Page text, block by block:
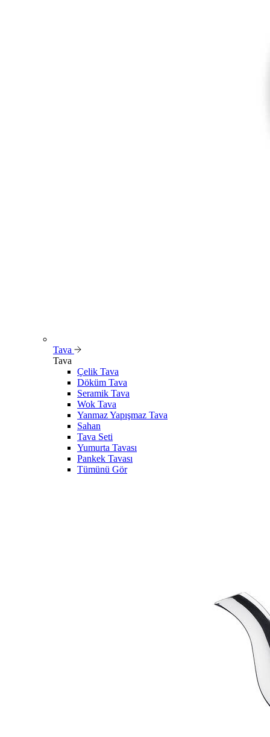
Tava
Tava
Çelik Tava
Döküm Tava
Seramik Tava
Wok Tava
Yanmaz Yapışmaz Tava
Sahan
Tava Seti
Yumurta Tavası
Pankek Tavası
Tümünü Gör